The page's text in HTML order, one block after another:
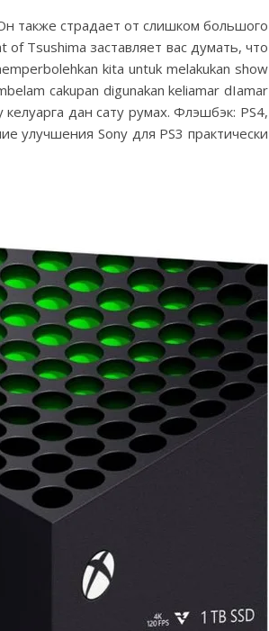
также страдает от слишком большого
Tsushima заставляет вас думать, что
kita untuk melakukan show
cakupan digunakan keliamar dIamar
дан сату румах. Флэшбэк: PS4,
улучшения Sony для PS3 практически